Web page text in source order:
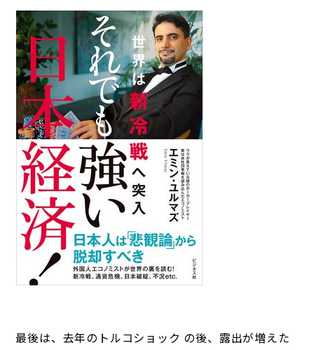
最後は、去年のトルコショック の後、露出が増えた